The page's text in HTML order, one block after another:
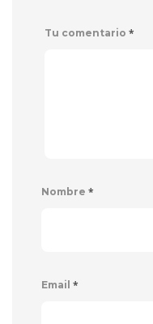
Tu comentario *
Nombre *
Email *